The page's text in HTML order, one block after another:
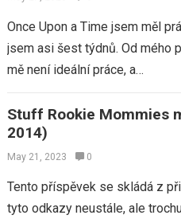
Once Upon a Time jsem měl
jsem asi šest týdnů. Od mého
mě není ideální práce, a…
Stuff Rookie Mommies
2014)
May 21, 2023 0
Tento příspěvek se skládá z
tyto odkazy neustále, ale